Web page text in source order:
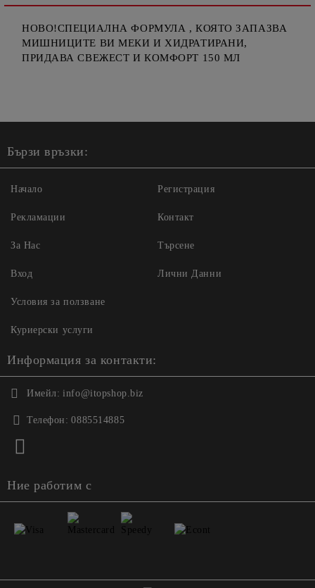
НОВО!СПЕЦИАЛНА ФОРМУЛА , КОЯТО ЗАПАЗВА
МИШНИЦИТЕ ВИ МЕКИ И ХИДРАТИРАНИ,
ПРИДАВА СВЕЖЕСТ И КОМФОРТ 150 МЛ
Бързи връзки:
Начало
Рекламации
За Нас
Вход
Регистрация
Контакт
Търсене
Лични Данни
Условия за ползване
Куриерски услуги
Информация за контакти:
Имейл: info@itopshop.biz
Телефон: 0885514885
Ние работим с